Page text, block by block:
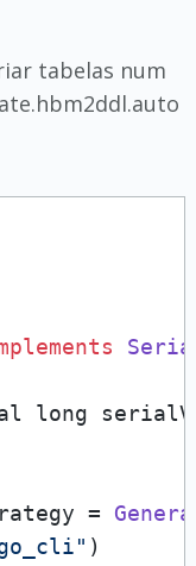
tabelas num
long
=
)